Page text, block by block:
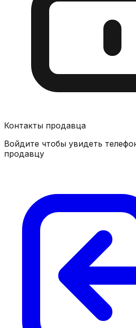
Контакты продавца
Войдите чтобы увидеть
продавцу